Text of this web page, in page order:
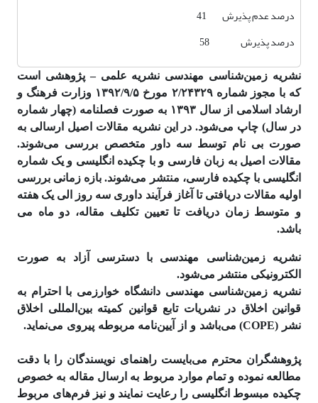
درصد عدم پذیرش 41
درصد پذیرش 58
نشریه زمین‌شناسی مهندسی نشریه علمی – پژوهشی است
که با مجوز شماره ۲/۲۴۳۲۹ مورخ ۱۳۹۲/۹/۵ وزارت فرهنگ و
ارشاد اسلامی از سال ۱۳۹۳ به صورت فصلنامه (چهار شماره
در سال) چاپ می‌شود. در این نشریه مقالات اصیل ارسالی به
صورت بی نام توسط سه داور متخصص بررسی می‌شوند.
مقالات اصیل به زبان فارسی و با چکیده انگلیسی و یک شماره
انگلیسی با چکیده فارسی، منتشر می‌شوند. بازه زمانی بررسی
اولیه مقالات دریافتی تا آغاز فرآیند داوری سه روز الی یک هفته
و متوسط زمان دریافت تا تعیین تکلیف مقاله، دو ماه می
باشد.
نشریه زمین‌شناسی مهندسی با دسترسی آزاد به صورت
الکترونیکی منتشر می‌شود.
نشریه زمین‌شناسی مهندسی دانشگاه خوارزمی با احترام به
قوانین اخلاق در نشریات تابع قوانین کمیته بین‌المللی اخلاق
نشر (COPE) می‌باشد و از آیین‌نامه مربوطه پیروی می‌نماید.
پژوهشگران محترم می‌بایست راهنمای نویسندگان را با دقت
مطالعه نموده و تمام موارد مربوط به ارسال مقاله به خصوص
چکیده مبسوط انگلیسی را رعایت نمایند و نیز فرم‌های مربوط